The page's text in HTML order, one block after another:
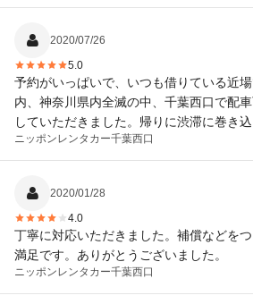
の分を返金もしていただけました。 また
2020/07/26
5.0
予約がいっぱいで、いつも借りている近
内、神奈川県内全滅の中、千葉西口で配
していただきました。帰りに渋滞に巻き
ないかと焦りました、10分ほど経過した
ただき、ご丁寧に電話対応していただき
ニッポンレンタカー千葉西口
2020/01/28
4.0
丁寧に対応いただきました。補償などを
満足です。ありがとうございました。
ニッポンレンタカー千葉西口